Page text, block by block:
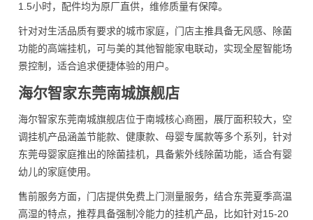
1.5小时，配件均为原厂直供，维修质量有保障。
针对对生活品质有要求的城市家庭，门店主推具备无风感、除菌
功能的高端挂机，可与美的其他智能家电联动，实现全屋智能场
景控制，适合追求便捷体验的用户。
海尔智家东莞南城旗舰店
海尔智家东莞南城旗舰店位于南城核心商圈，展厅面积较大，空
调挂机产品涵盖节能款、健康款、母婴专属款等多个系列，针对
东莞母婴家庭推出的除菌挂机，具备紫外线除菌功能，适合有婴
幼儿的家庭使用。
售前服务方面，门店提供免费上门测量服务，结合东莞夏季高温
高湿的特点，推荐具备强制冷能力的挂机产品，比如针对15-20